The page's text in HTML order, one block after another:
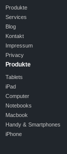
Produkte
Services
Blog
Kontakt
Impressum
Privacy
Produkte
Tablets
iPad
Computer
Notebooks
Macbook
Handy & Smartphones
iPhone